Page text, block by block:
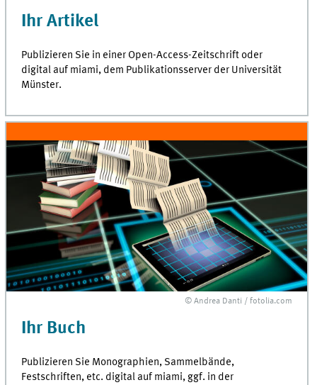
Ihr Artikel
Publizieren Sie in einer Open-Access-Zeitschrift oder
digital auf miami, dem Publikationsserver der Universität
Münster.
© Andrea Danti / fotolia.com
Ihr Buch
Publizieren Sie Monographien, Sammelbände,
Festschriften, etc. digital auf miami, ggf. in der